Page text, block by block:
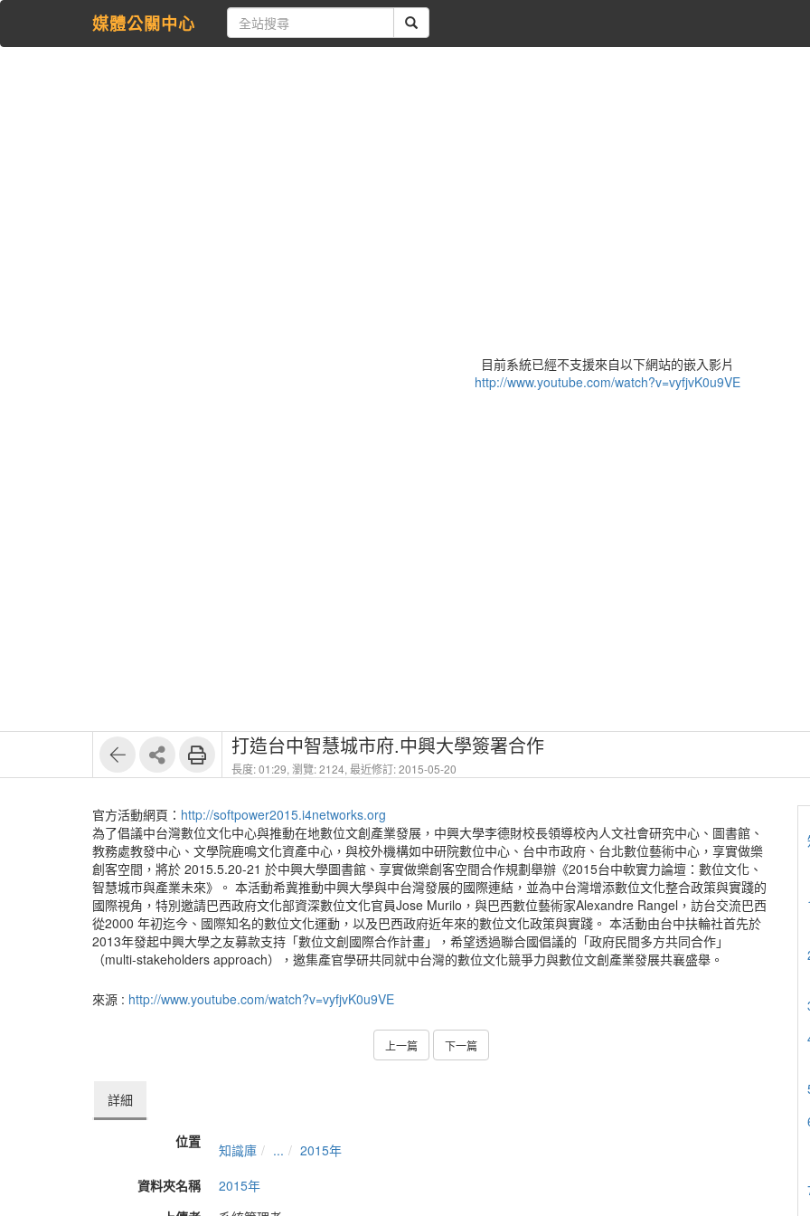
媒體公關中心
目前系統已經不支援來自以下網站的嵌入影片
http://www.youtube.com/watch?v=vyfjvK0u9VE
打造台中智慧城市府.中興大學簽署合作
長度: 01:29, 瀏覽: 2124, 最近修訂: 2015-05-20
官方活動網頁： http://softpower2015.i4networks.org
為了倡議中台灣數位文化中心與推動在地數位文創產業發展，中興大學李德財校長領導校內人文社會研究中心、圖書館、
教務處教發中心、文學院鹿鳴文化資產中心，與校外機構如中研院數位中心、台中市政府、台北數位藝術中心，享實做樂
創客空間，將於 2015.5.20-21 於中興大學圖書館、享實做樂創客空間合作規劃舉辦《2015台中軟實力論壇：數位文化、
智慧城市與產業未來》。 本活動希冀推動中興大學與中台灣發展的國際連結，並為中台灣增添數位文化整合政策與實踐的
國際視角，特別邀請巴西政府文化部資深數位文化官員Jose Murilo，與巴西數位藝術家Alexandre Rangel，訪台交流巴西
從2000 年初迄今、國際知名的數位文化運動，以及巴西政府近年來的數位文化政策與實踐。 本活動由台中扶輪社首先於
2013年發起中興大學之友募款支持「數位文創國際合作計畫」，希望透過聯合國倡議的「政府民間多方共同合作」
（multi-stakeholders approach），邀集產官學研共同就中台灣的數位文化競爭力與數位文創產業發展共襄盛舉。
來源 : http://www.youtube.com/watch?v=vyfjvK0u9VE
上一篇 下一篇
詳細
位置 知識庫 ...
2015年
資料夾名稱
2015年